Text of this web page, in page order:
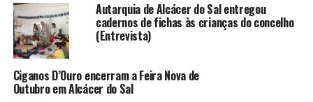
Autarquia de Alcácer do Sal entregou
cadernos de fichas às crianças do concelho
(Entrevista)
Ciganos D’Ouro encerram a Feira Nova de
Outubro em Alcácer do Sal